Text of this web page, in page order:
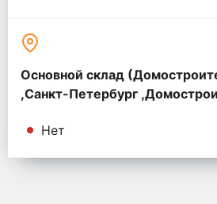
Основной склад
,Санкт-Петербург
Нет